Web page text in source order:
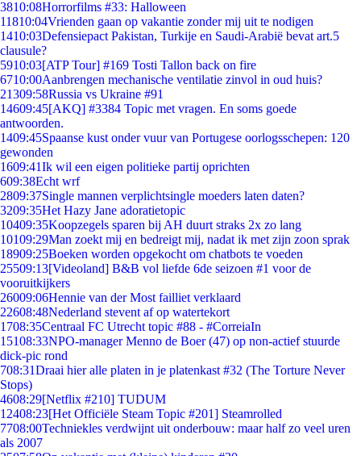
3810:08Horrorfilms #33: Halloween
11810:04Vrienden gaan op vakantie zonder mij uit te nodigen
1410:03Defensiepact Pakistan, Turkije en Saudi-Arabië bevat art.5
clausule?
5910:03[ATP Tour] #169 Tosti Tallon back on fire
6710:00Aanbrengen mechanische ventilatie zinvol in oud huis?
21309:58Russia vs Ukraine #91
14609:45[AKQ] #3384 Topic met vragen. En soms goede
antwoorden.
1409:45Spaanse kust onder vuur van Portugese oorlogsschepen: 120
gewonden
1609:41Ik wil een eigen politieke partij oprichten
609:38Echt wrf
2809:37Single mannen verplichtsingle moeders laten daten?
3209:35Het Hazy Jane adoratietopic
10409:35Koopzegels sparen bij AH duurt straks 2x zo lang
10109:29Man zoekt mij en bedreigt mij, nadat ik met zijn zoon sprak
18909:25Boeken worden opgekocht om chatbots te voeden
25509:13[Videoland] B&B vol liefde 6de seizoen #1 voor de
vooruitkijkers
26009:06Hennie van der Most failliet verklaard
22608:48Nederland stevent af op watertekort
1708:35Centraal FC Utrecht topic #88 - #CorreiaIn
15108:33NPO-manager Menno de Boer (47) op non-actief stuurde
dick-pic rond
708:31Draai hier alle platen in je platenkast #32 (The Torture Never
Stops)
4608:29[Netflix #210] TUDUM
12408:23[Het Officiële Steam Topic #201] Steamrolled
7708:00Techniekles verdwijnt uit onderbouw: maar half zo veel uren
als 2007